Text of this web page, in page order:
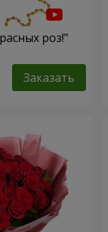
роз!"
Заказать